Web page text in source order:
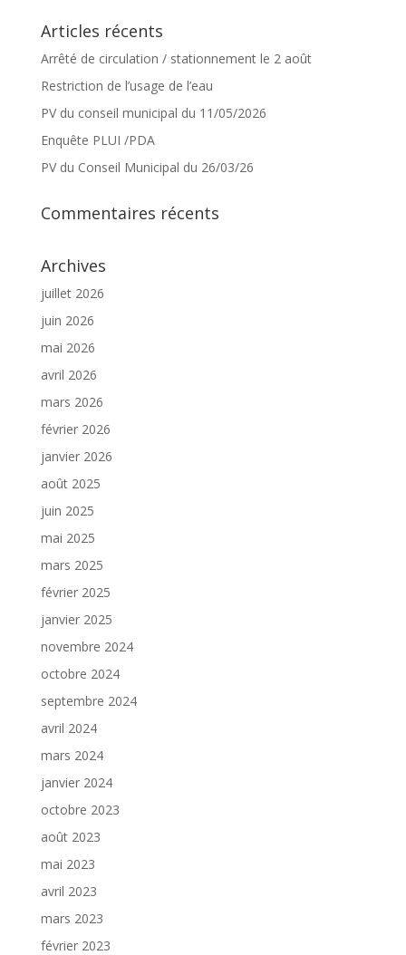
Articles récents
Arrêté de circulation / stationnement le 2 août
Restriction de l’usage de l’eau
PV du conseil municipal du 11/05/2026
Enquête PLUI /PDA
PV du Conseil Municipal du 26/03/26
Commentaires récents
Archives
juillet 2026
juin 2026
mai 2026
avril 2026
mars 2026
février 2026
janvier 2026
août 2025
juin 2025
mai 2025
mars 2025
février 2025
janvier 2025
novembre 2024
octobre 2024
septembre 2024
avril 2024
mars 2024
janvier 2024
octobre 2023
août 2023
mai 2023
avril 2023
mars 2023
février 2023